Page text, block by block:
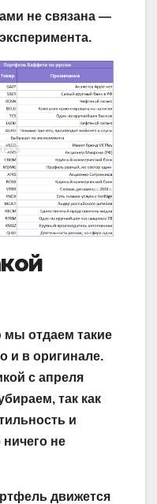
не связана —
отдаем такие
и в оригинале.
с апреля
так как
и
не
движется